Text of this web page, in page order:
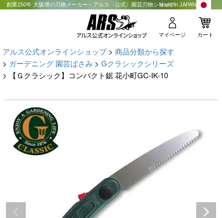
創業150年 大阪堺の刃物メーカー・アルス〈公式〉園芸刃物ショップMade in JAPAN
マイページ カート
アルス公式オンラインショップ
商品分類から探す
ガーデニング 園芸ばさみ
Gクラシックシリーズ
【Ｇクラシック】コンパクト鋸 花小町GC-IK-10